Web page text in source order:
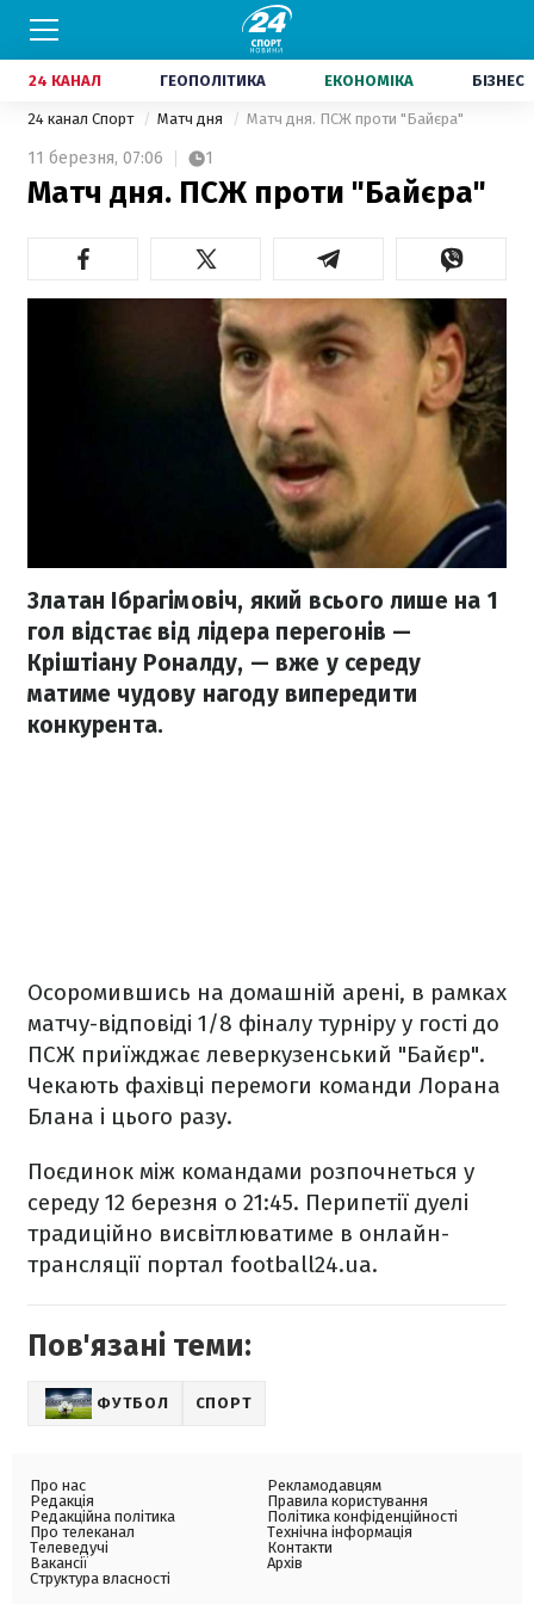
24 КАНАЛ ГЕОПОЛІТИКА ЕКОНОМІКА БІЗНЕС
24 канал Спорт Матч дня Матч дня. ПСЖ проти "Байєра"
11 березня, 07:06 1
Матч дня. ПСЖ проти "Байєра"
Златан Ібрагімовіч, який всього лише на 1
гол відстає від лідера перегонів —
Кріштіану Роналду, — вже у середу
матиме чудову нагоду випередити
конкурента.
Осоромившись на домашній арені, в рамках
матчу-відповіді 1/8 фіналу турніру у гості до
ПСЖ приїжджає леверкузенський "Байєр".
Чекають фахівці перемоги команди Лорана
Блана і цього разу.
Поєдинок між командами розпочнеться у
середу 12 березня о 21:45. Перипетії дуелі
традиційно висвітлюватиме в онлайн-
трансляції портал football24.ua.
Пов'язані теми:
ФУТБОЛ СПОРТ
Про нас
Редакція
Редакційна політика
Про телеканал
Телеведучі
Вакансії
Структура власності
Рекламодавцям
Правила користування
Політика конфіденційності
Технічна інформація
Контакти
Архів